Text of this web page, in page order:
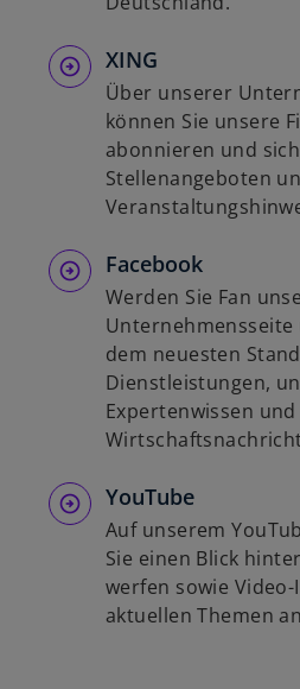
XING
Über unserer
können Sie unsere
abonnieren und
Stellenangeboten
Facebook
Werden Sie Fan
Unternehmensseite
dem neuesten
Dienstleistungen,
Expertenwissen
YouTube
Auf unserem
Sie einen Blick
werfen sowie
aktuellen Themen